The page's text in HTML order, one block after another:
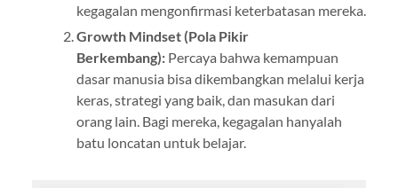
kegagalan mengonfirmasi keterbatasan mereka.
Growth Mindset (Pola Pikir
Berkembang):Percaya bahwa kemampuan
dasar manusia bisa dikembangkan melalui kerja
keras, strategi yang baik, dan masukan dari
orang lain. Bagi mereka, kegagalan hanyalah
batu loncatan untuk belajar.